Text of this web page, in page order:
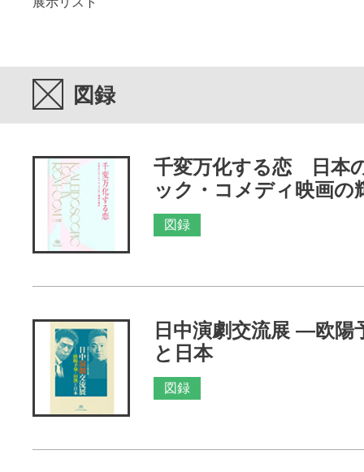
図録
千変万化する恋 日本
ック・コメディ映画の
図録
日中演劇交流展 ―欧陽
と日本
図録